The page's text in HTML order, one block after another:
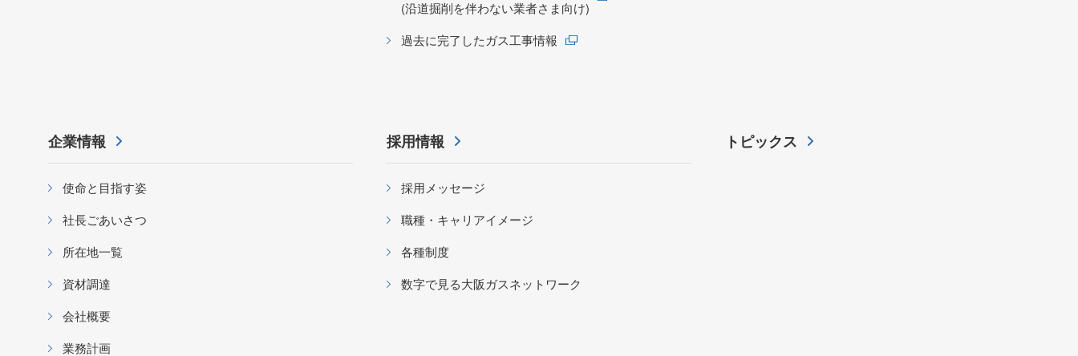
(沿道掘削を伴わない業者さま向け)
過去に完了したガス工事情報
企業情報
使命と目指す姿
社長ごあいさつ
所在地一覧
資材調達
会社概要
業務計画
採用情報
採用メッセージ
職種・キャリアイメージ
各種制度
数字で見る大阪ガスネットワーク
トピックス